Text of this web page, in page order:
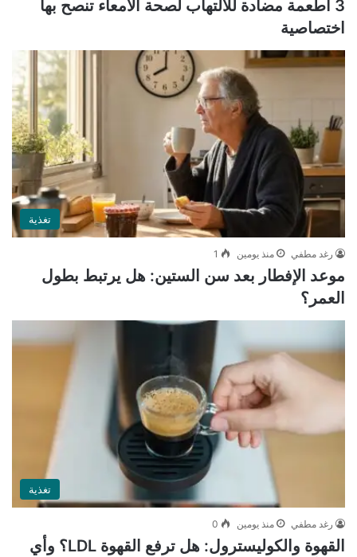
3 أطعمة مضادة للالتهاب لصحة الأمعاء تنصح بها
اختصاصية
تغذية
رغد مطفي منذ يومين 1
موعد الإفطار بعد سن الستين: هل يرتبط بطول
العمر؟
تغذية
رغد مطفي منذ يومين 0
القهوة والكوليسترول: هل ترفع القهوة LDL؟ وأي